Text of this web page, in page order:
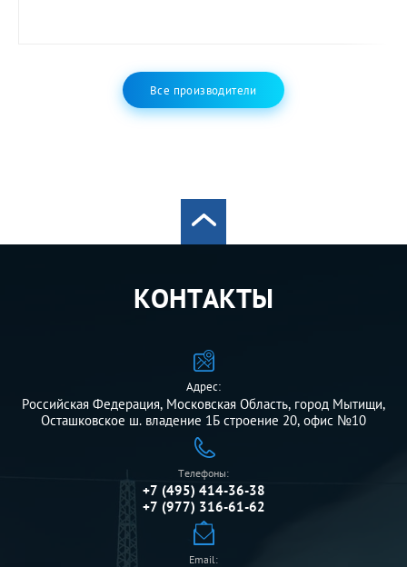
Все производители
КОНТАКТЫ
Адрес:
Российская Федерация, Московская Область, город Мытищи,
Осташковское ш. владение 1Б строение 20, офис №10
Телефоны:
+7 (495) 414-36-38
+7 (977) 316-61-62
Email: